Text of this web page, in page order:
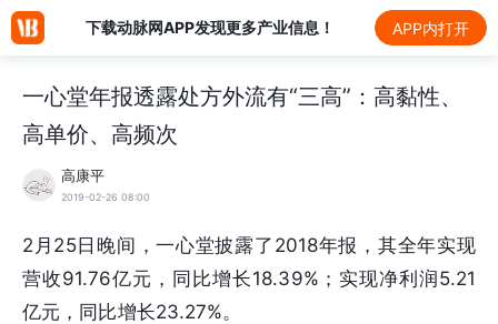
下载动脉网APP发现更多产业信息！ APP内打开
一心堂年报透露处方外流有“三高”：高黏性、
高单价、高频次
高康平
2019-02-26 08:00
2月25日晚间，一心堂披露了2018年报，其全年实现
营收91.76亿元，同比增长18.39%；实现净利润5.21
亿元，同比增长23.27%。